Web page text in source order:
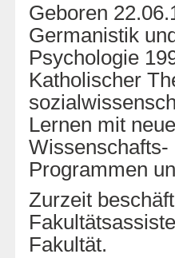
Geboren
Germanistik
Psychologie
Katholischer
Lernen mit
Wissenschafts-
Programmen
Zurzeit
Fakultät.